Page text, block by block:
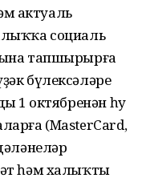
актуаль
социаль
тапшырырға
бүлексәләре
1 октябренән һуң
(MasterCard,
һәм халыҡты